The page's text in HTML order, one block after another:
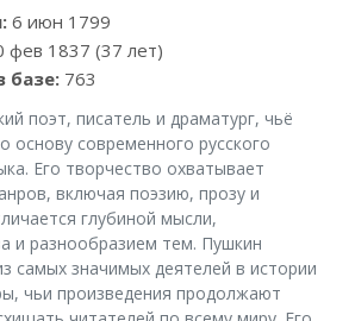
6 июн 1799
фев 1837 (37 лет)
базе: 763
поэт, писатель и драматург, чьё
основу современного русского
Его творчество охватывает
включая поэзию, прозу и
глубиной мысли,
и разнообразием тем. Пушкин
самых значимых деятелей в истории
чьи произведения продолжают